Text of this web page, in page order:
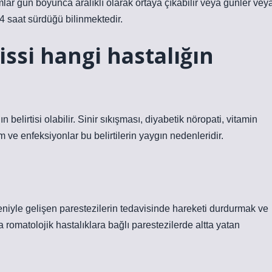
gün boyunca aralıklı olarak ortaya çıkabilir veya günler
saat sürdüğü bilinmektedir.
hangi hastalığın
belirtisi olabilir. Sinir sıkışması, diyabetik nöropati, vitamin
enfeksiyonlar bu belirtilerin yaygın nedenleridir.
gelişen parestezilerin tedavisinde hareketi durdurmak ve
hastalıklara bağlı parestezilerde altta yatan